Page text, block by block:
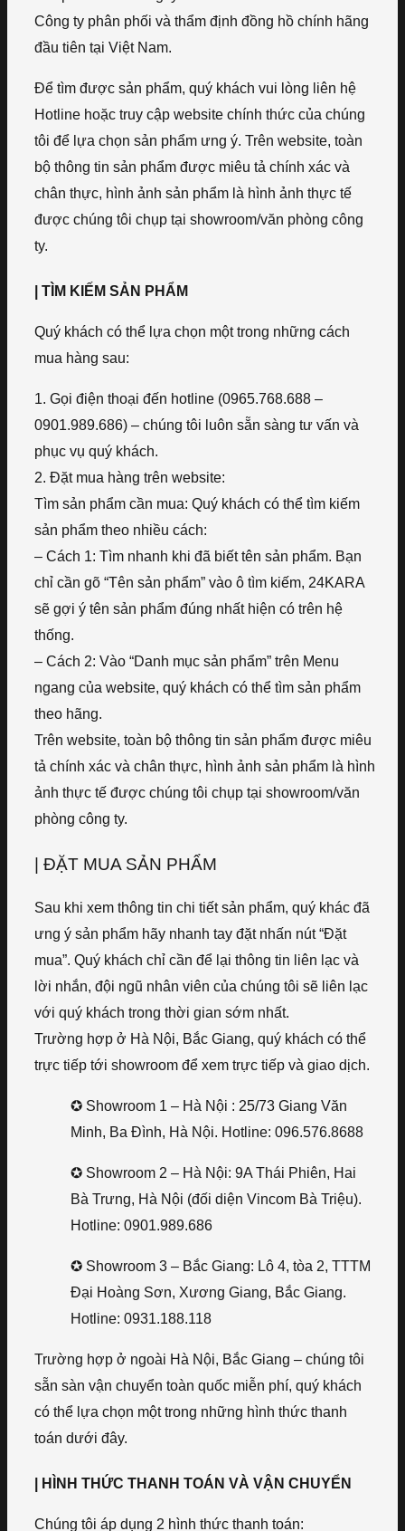
Công ty phân phối và thẩm định đồng hồ chính hãng
đầu tiên tại Việt Nam.
Để tìm được sản phẩm, quý khách vui lòng liên hệ
Hotline hoặc truy cập website chính thức của chúng
tôi để lựa chọn sản phẩm ưng ý. Trên website, toàn
bộ thông tin sản phẩm được miêu tả chính xác và
chân thực, hình ảnh sản phẩm là hình ảnh thực tế
được chúng tôi chụp tại showroom/văn phòng công
ty.
| TÌM KIẾM SẢN PHẨM
Quý khách có thể lựa chọn một trong những cách
mua hàng sau:
1. Gọi điện thoại đến hotline (0965.768.688 –
0901.989.686) – chúng tôi luôn sẵn sàng tư vấn và
phục vụ quý khách.
2. Đặt mua hàng trên website:
Tìm sản phẩm cần mua: Quý khách có thể tìm kiếm
sản phẩm theo nhiều cách:
– Cách 1: Tìm nhanh khi đã biết tên sản phẩm. Bạn
chỉ cần gõ “Tên sản phẩm” vào ô tìm kiếm, 24KARA
sẽ gợi ý tên sản phẩm đúng nhất hiện có trên hệ
thống.
– Cách 2: Vào “Danh mục sản phẩm” trên Menu
ngang của website, quý khách có thể tìm sản phẩm
theo hãng.
Trên website, toàn bộ thông tin sản phẩm được miêu
tả chính xác và chân thực, hình ảnh sản phẩm là hình
ảnh thực tế được chúng tôi chụp tại showroom/văn
phòng công ty.
| ĐẶT MUA SẢN PHẨM
Sau khi xem thông tin chi tiết sản phẩm, quý khác đã
ưng ý sản phẩm hãy nhanh tay đặt nhấn nút “Đặt
mua”. Quý khách chỉ cần để lại thông tin liên lạc và
lời nhắn, đội ngũ nhân viên của chúng tôi sẽ liên lạc
với quý khách trong thời gian sớm nhất.
Trường hợp ở Hà Nội, Bắc Giang, quý khách có thể
trực tiếp tới showroom để xem trực tiếp và giao dịch.
✪ Showroom 1 – Hà Nội : 25/73 Giang Văn
Minh, Ba Đình, Hà Nội. Hotline: 096.576.8688
✪ Showroom 2 – Hà Nội: 9A Thái Phiên, Hai
Bà Trưng, Hà Nội (đối diện Vincom Bà Triệu).
Hotline: 0901.989.686
✪ Showroom 3 – Bắc Giang: Lô 4, tòa 2, TTTM
Đại Hoàng Sơn, Xương Giang, Bắc Giang.
Hotline: 0931.188.118
Trường hợp ở ngoài Hà Nội, Bắc Giang – chúng tôi
sẵn sàn vận chuyển toàn quốc miễn phí, quý khách
có thể lựa chọn một trong những hình thức thanh
toán dưới đây.
| HÌNH THỨC THANH TOÁN VÀ VẬN CHUYỂN
Chúng tôi áp dụng 2 hình thức thanh toán: